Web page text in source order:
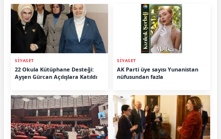
SİYASET
22 Okula Kütüphane Desteği:
Ayşen Gürcan Açılışlara Katıldı
SİYASET
AK Parti üye sayısı Yunanistan
nüfusundan fazla